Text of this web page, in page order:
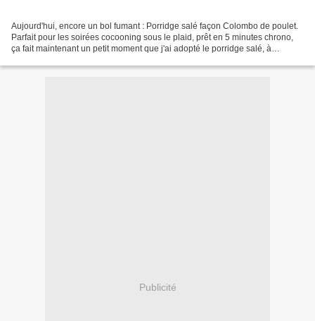
Aujourd'hui, encore un bol fumant : Porridge salé façon Colombo de poulet.
Parfait pour les soirées cocooning sous le plaid, prêt en 5 minutes chrono,
ça fait maintenant un petit moment que j'ai adopté le porridge salé, à
Publicité